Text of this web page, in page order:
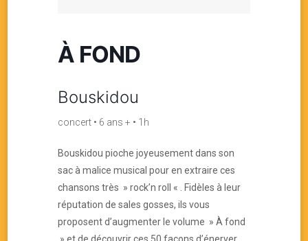
À FOND
Bouskidou
concert • 6 ans + • 1h
Bouskidou pioche joyeusement dans son
sac à malice musical pour en extraire ces
chansons très » rock’n roll « . Fidèles à leur
réputation de sales gosses, ils vous
proposent d’augmenter le volume » À fond